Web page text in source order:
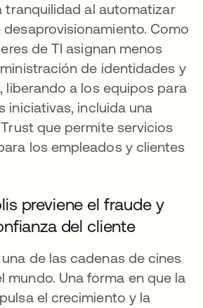
tranquilidad al automatizar
Como
de TI asignan menos
de identidades y
liberando a los equipos para
iniciativas, incluida una
que permite servicios
los empleados y clientes
previene el fraude y
del cliente
en una pestaña nueva
de las cadenas de cines
mundo. Una forma en que la
el crecimiento y la